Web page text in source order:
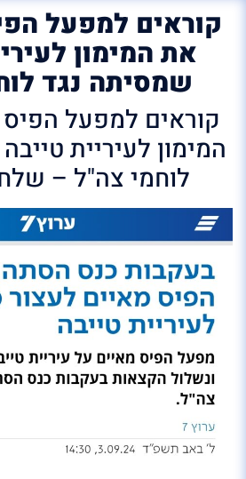
קוראים למפעל
את המימון
שמסיתה נגד
קוראים למפעל
המימון לעיריית
לוחמי צה"ל –